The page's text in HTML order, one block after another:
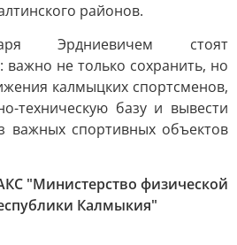
районов.
Эрдниевичем стоят
не только сохранить, но
калмыцких спортсменов,
техническую базу и вывести
важных спортивных объектов
"Министерство физической
Калмыкия"